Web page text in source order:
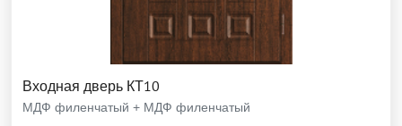
Входная дверь КТ10
МДФ филенчатый + МДФ филенчатый